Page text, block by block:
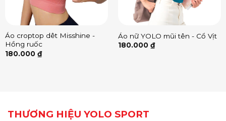
Áo croptop dêt Misshine -
Hồng ruốc
180.000 ₫
Áo nữ YOLO mũi tên - Cổ Vịt
180.000 ₫
THƯƠNG HIỆU YOLO SPORT